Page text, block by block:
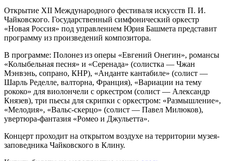
Открытие XII Международного фестиваля искусств П. И.
Чайковского. Государственный симфонический оркестр
«Новая Россия» под управлением Юрия Башмета представит
программу из произведений композитора.
В программе: Полонез из оперы «Евгений Онегин», романсы
«Колыбельная песня» и «Серенада» (солистка — Чжан
Мэнвэнь, сопрано, КНР), «Анданте кантабиле» (солист —
Шарль Ределле, валторна, Франция), «Вариации на тему
рококо» для виолончели с оркестром (солист — Александр
Князев), три пьесы для скрипки с оркестром: «Размышление»,
«Мелодия», «Вальс-скерцо» (солист — Павел Милюков),
увертюра-фантазия «Ромео и Джульетта».
Концерт проходит на открытом воздухе на территории музея-
заповедника Чайковского в Клину.